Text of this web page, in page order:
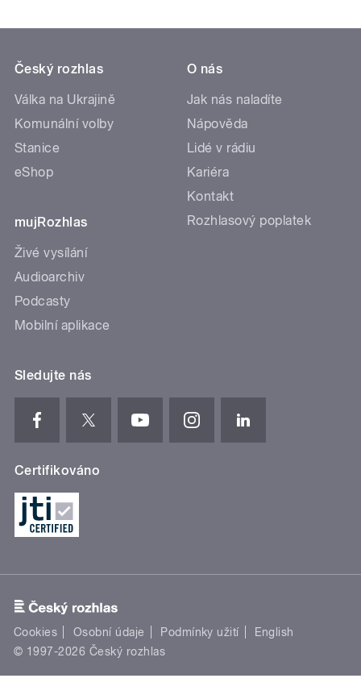
Český rozhlas
Válka na Ukrajině
Komunální volby
Stanice
eShop
mujRozhlas
Živé vysílání
Audioarchiv
Podcasty
Mobilní aplikace
O nás
Jak nás naladíte
Nápověda
Lidé v rádiu
Kariéra
Kontakt
Rozhlasový poplatek
Sledujte nás
Certifikováno
Cookies Osobní údaje Podmínky užití
English
© 1997-2026 Český rozhlas